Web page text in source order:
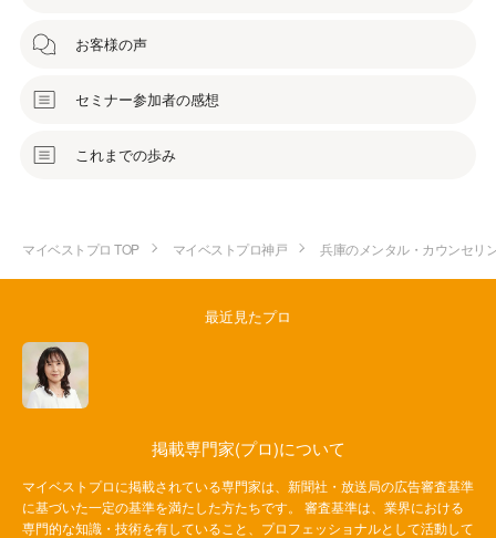
お客様の声
セミナー参加者の感想
これまでの歩み
マイベストプロ TOP マイベストプロ神戸 兵庫のメンタル・カウンセリ
最近見たプロ
掲載専門家(プロ)について
マイベストプロに掲載されている専門家は、新聞社・放送局の広告審査基準
に基づいた一定の基準を満たした方たちです。 審査基準は、業界における
専門的な知識・技術を有していること、プロフェッショナルとして活動して